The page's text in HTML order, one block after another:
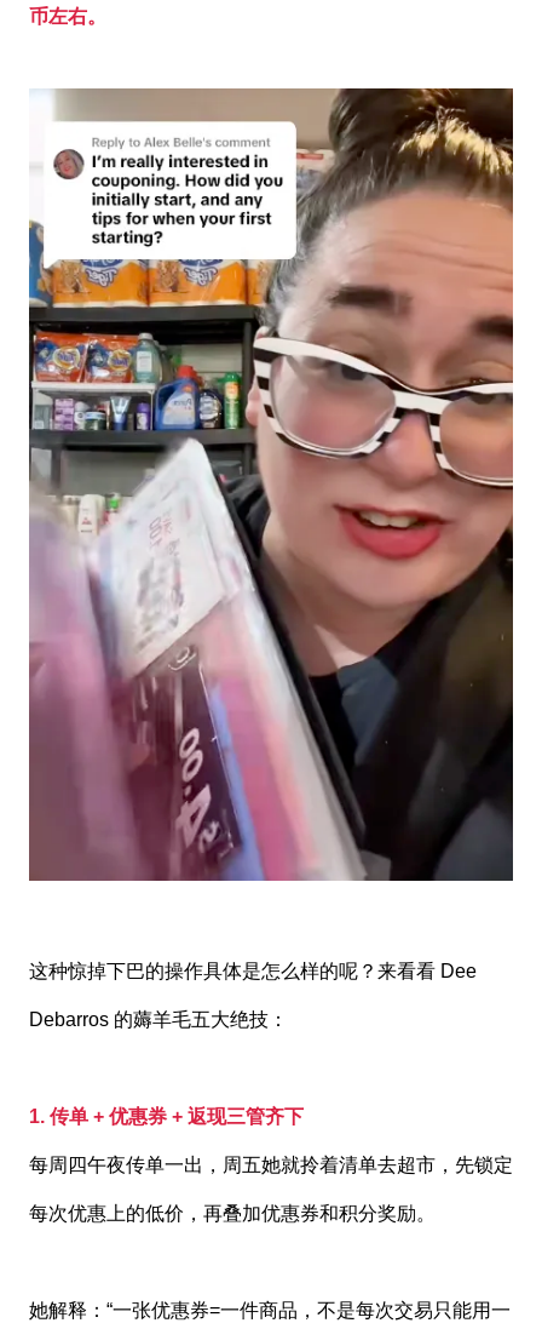
币左右。
这种惊掉下巴的操作具体是怎么样的呢？来看看 Dee
Debarros 的薅羊毛五大绝技：
1. 传单 + 优惠券 + 返现三管齐下
每周四午夜传单一出，周五她就拎着清单去超市，先锁定
每次优惠上的低价，再叠加优惠券和积分奖励。
她解释：“一张优惠券=一件商品，不是每次交易只能用一